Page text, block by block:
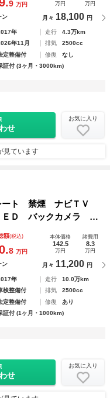
9 万円 万円 万円
ン 月々 18,100 円
年 走行
4.3万km
年11月 排気
2500cc
定整備付 修復
なし
証付 (3ヶ月・3000km)
せ
お気に入り
見ています
ート 禁煙 ナビＴＶ
ＥＤ バックカメラ Ｅ
ークルーズコントロ
額(税込)
8 万円
本体価格
142.5
万円
諸費用
8.3
万円
ン 月々 11,200 円
年 走行
10.0万km
検整備付 排気
2500cc
定整備付 修復
あり
証付 (1ヶ月・1000km)
せ
お気に入り